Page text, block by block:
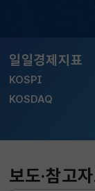
일일경제지표
KOSPI
KOSDAQ
국고채(3년)
보도·참고